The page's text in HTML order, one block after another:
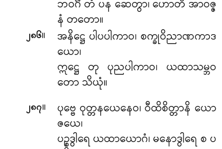
ဘဝင်္ဂံ တံ ပန ဆေတွာ၊ ဟောတိ အာဝဇ္ဇ
နံ တတော။
၂၈၆။
အနိဋ္ဌေ ပါပပါကာဝ၊ စက္ခုဝိညာဏကာဒ
ယော၊
ဣဋ္ဌေ တု ပုညပါကာဝ၊ ယထာသမ္ဘဝ
တော သိယုံ။
၂၈၇။ ပုဗ္ဗေဝုတ္တနယေနေဝ၊ ဝီထိစိတ္တာနိ ယော
ဇယေ၊
ပဉ္စဒွါရေ ယထာယောဂံ၊ မနောဒွါရေ စ ပ